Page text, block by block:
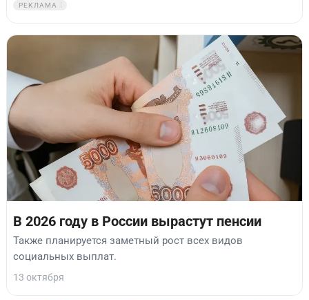
РЕКЛАМА
В 2026 году в России вырастут пенсии
Также планируется заметный рост всех видов
социальных выплат.
13 октября